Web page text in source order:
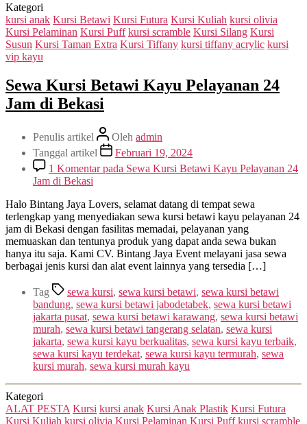
Kategori
kursi anak Kursi Betawi Kursi Futura Kursi Kuliah kursi olivia
Kursi Pelaminan Kursi Puff kursi scramble Kursi Silang Kursi
Susun Kursi Taman Extra Kursi Tiffany kursi tiffany acrylic kursi
vip kayu
Sewa Kursi Betawi Kayu Pelayanan 24
Jam di Bekasi
Penulis artikel Oleh admin
Tanggal artikel
Februari 19, 2024
1 Komentarpada Sewa Kursi Betawi Kayu Pelayanan 24
Jam di Bekasi
Halo Bintang Jaya Lovers, selamat datang di tempat sewa
terlengkap yang menyediakan sewa kursi betawi kayu pelayanan 24
jam di Bekasi dengan fasilitas memadai, pelayanan yang
memuaskan dan tentunya produk yang dapat anda sewa bukan
hanya itu saja. Kami CV. Bintang Jaya Event melayani jasa sewa
berbagai jenis kursi dan alat event lainnya yang tersedia […]
Tag sewa kursi, sewa kursi betawi, sewa kursi betawi
bandung, sewa kursi betawi jabodetabek, sewa kursi betawi
jakarta pusat, sewa kursi betawi karawang, sewa kursi betawi
murah, sewa kursi betawi tangerang selatan, sewa kursi
jakarta, sewa kursi kayu berkualitas, sewa kursi kayu terbaik,
sewa kursi kayu terdekat, sewa kursi kayu termurah, sewa
kursi murah, sewa kursi murah kayu
Kategori
ALAT PESTA Kursi kursi anak Kursi Anak Plastik Kursi Futura
Kursi Kuliah kursi olivia Kursi Pelaminan Kursi Puff kursi scramble